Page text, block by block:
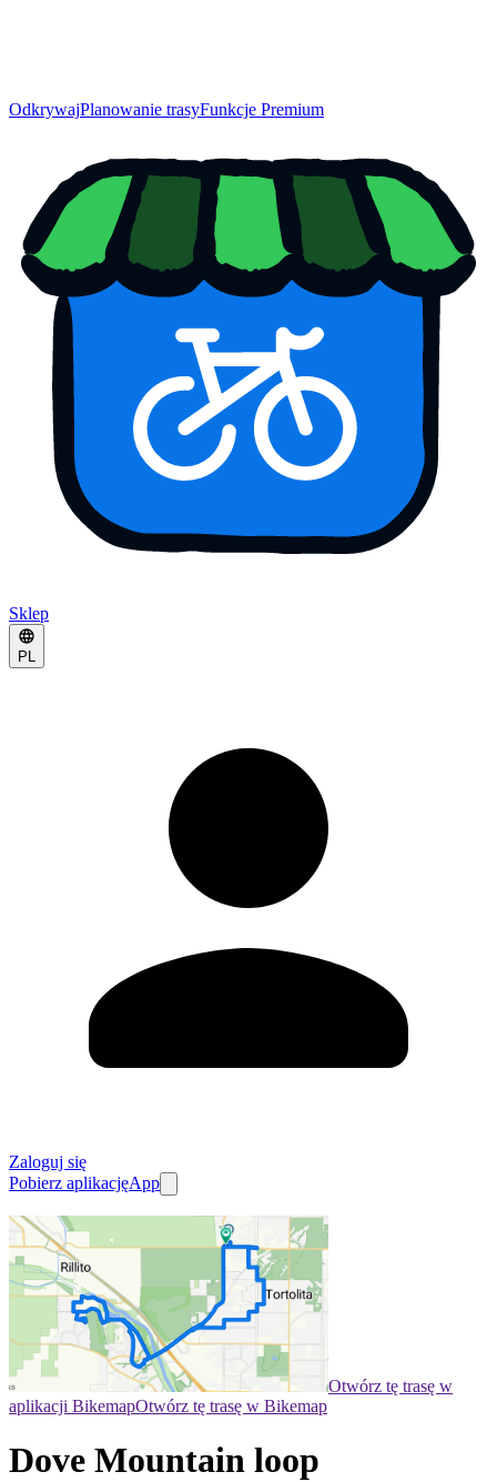
OdkrywajPlanowanie trasyFunkcje Premium
Sklep
PL
Zaloguj się
Pobierz aplikacjęApp
Otwórz tę trasę w
aplikacji BikemapOtwórz tę trasę w Bikemap
Dove Mountain loop